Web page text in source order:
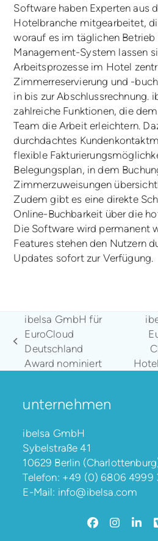
Software haben Experten aus
Hotelbranche mitgearbeitet,
worauf es im täglichen
Management-System lassen
Arbeitsprozesse im Hotel
Zimmerreservierung und -
in bis zur Abschluss­rechnung.
zahlreiche Funktionen, die
Team die Arbeit erleichtern.
durchdachtes
flexible
Belegungsplan, in dem
Zimmerzuweisungen
Zudem gibt es eine direkte
Online-Buchbarkeit über die
Die Software wird permanent
Features stehen den Nutzern
Updates sofort zur Verfügung.
vorheriger
Beitrag:
ibelsa GmbH für
EuroCloud
Deutschland
Award nominiert
Beitrag:
unternehmen
ibelsa GmbH
Sybelstraße 41
10629 Berlin
Telefon: +49 (0) 6806 4999
E-Mail: info@ibelsa.com
Facebook